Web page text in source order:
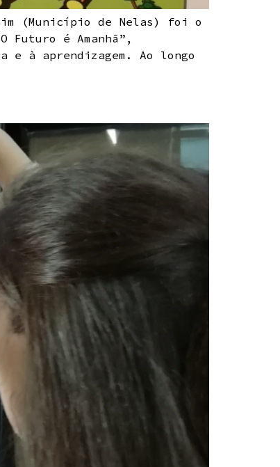
(Município de Nelas) foi o
é Amanhã”,
e à aprendizagem. Ao longo